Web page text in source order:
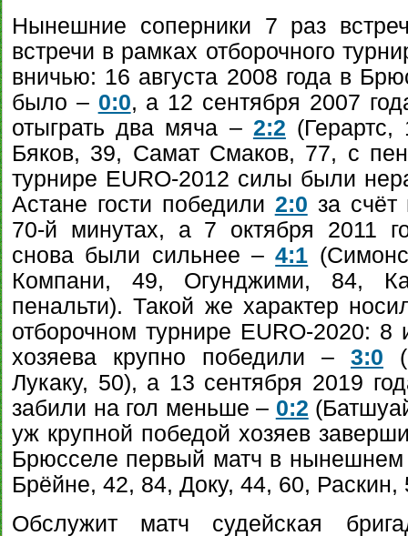
Нынешние соперники 7 раз
встречи в рамках отборочного
вничью: 16 августа 2008 года в
было – 0:0, а 12 сентября 2007
отыграть два мяча – 2:2
Бяков, 39, Самат Смаков, 77, с
турнире EURO-2012 силы были
Астане гости победили 2:0 за
70-й минутах, а 7 октября 2011
снова были сильнее –4:1
Компани, 49, Огунджими, 84,
пенальти). Такой же характер
отборочном турнире EURO-2020:
хозяева крупно победили – 3:0
Лукаку, 50), а 13 сентября 2019
забили на гол меньше – 0:2
уж крупной победой хозяев
Брюсселе первый матч в
Брёйне, 42, 84, Доку, 44, 60,
Обслужит матч судейская